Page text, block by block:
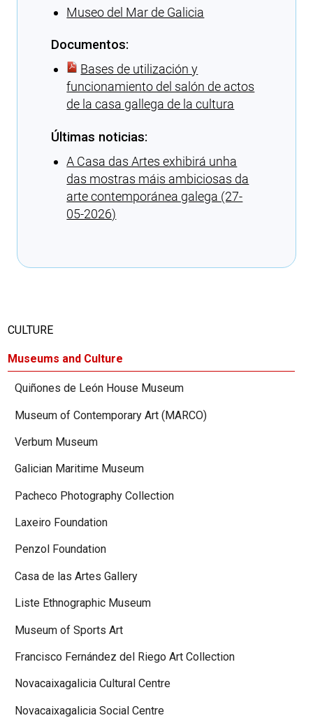
Museo del Mar de Galicia
Documentos:
Bases de utilización y
funcionamiento del salón de actos
de la casa gallega de la cultura
Últimas noticias:
A Casa das Artes exhibirá unha
das mostras máis ambiciosas da
arte contemporánea galega (27-
05-2026)
CULTURE
Museums and Culture
Quiñones de León House Museum
Museum of Contemporary Art (MARCO)
Verbum Museum
Galician Maritime Museum
Pacheco Photography Collection
Laxeiro Foundation
Penzol Foundation
Casa de las Artes Gallery
Liste Ethnographic Museum
Museum of Sports Art
Francisco Fernández del Riego Art Collection
Novacaixagalicia Cultural Centre
Novacaixagalicia Social Centre